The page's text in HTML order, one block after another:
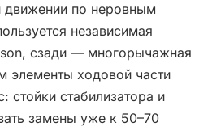
движении по неровным
независимая
сзади — многорычажная
элементы ходовой части
стойки стабилизатора и
замены уже к 50–70